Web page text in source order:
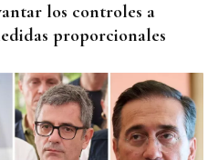
los controles a
proporcionales